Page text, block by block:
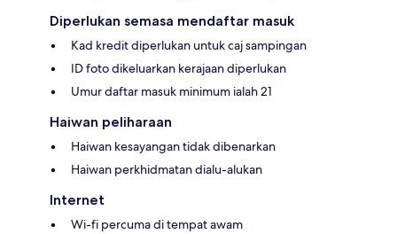
Diperlukan semasa mendaftar masuk
Kad kredit diperlukan untuk caj sampingan
ID foto dikeluarkan kerajaan diperlukan
Umur daftar masuk minimum ialah 21
Haiwan peliharaan
Haiwan kesayangan tidak dibenarkan
Haiwan perkhidmatan dialu-alukan
Internet
Wi-fi percuma di tempat awam